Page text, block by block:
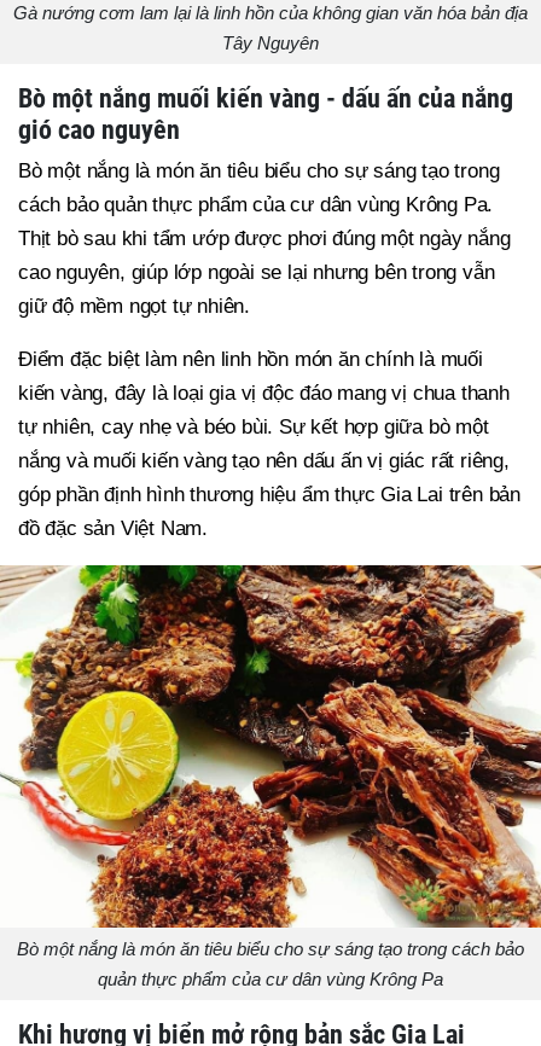
Gà nướng cơm lam lại là linh hồn của không gian văn hóa bản địa
Tây Nguyên
Bò một nắng muối kiến vàng - dấu ấn của nắng
gió cao nguyên
Bò một nắng là món ăn tiêu biểu cho sự sáng tạo trong
cách bảo quản thực phẩm của cư dân vùng Krông Pa.
Thịt bò sau khi tẩm ướp được phơi đúng một ngày nắng
cao nguyên, giúp lớp ngoài se lại nhưng bên trong vẫn
giữ độ mềm ngọt tự nhiên.
Điểm đặc biệt làm nên linh hồn món ăn chính là muối
kiến vàng, đây là loại gia vị độc đáo mang vị chua thanh
tự nhiên, cay nhẹ và béo bùi. Sự kết hợp giữa bò một
nắng và muối kiến vàng tạo nên dấu ấn vị giác rất riêng,
góp phần định hình thương hiệu ẩm thực Gia Lai trên bản
đồ đặc sản Việt Nam.
Bò một nắng là món ăn tiêu biểu cho sự sáng tạo trong cách bảo
quản thực phẩm của cư dân vùng Krông Pa
Khi hương vị biển mở rộng bản sắc Gia Lai